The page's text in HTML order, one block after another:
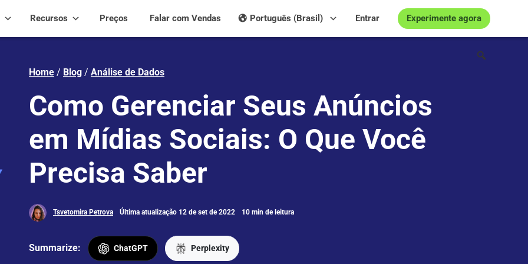
Recursos Preços Experimente agora
Entrar
Português (Brasil)
Falar com Vendas
Home / Blog / Análise de Dados
Como Gerenciar Seus Anúncios
em Mídias Sociais: O Que Você
Precisa Saber
Tsvetomira Petrova Última atualização 12 de set de 2022 10 min de leitura
Summarize: ChatGPT Perplexity